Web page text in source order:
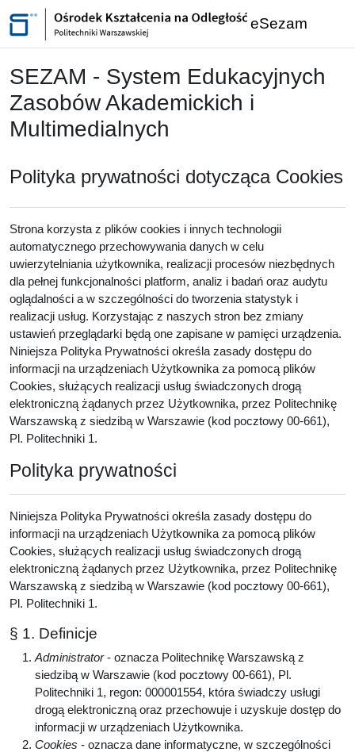
Przejdź do głównej zawartości
eSezam
SEZAM - System Edukacyjnych
Zasobów Akademickich i
Multimedialnych
Polityka prywatności dotycząca Cookies
Strona korzysta z plików cookies i innych technologii
automatycznego przechowywania danych w celu
uwierzytelniania użytkownika, realizacji procesów niezbędnych
dla pełnej funkcjonalności platform, analiz i badań oraz audytu
oglądalności a w szczególności do tworzenia statystyk i
realizacji usług. Korzystając z naszych stron bez zmiany
ustawień przeglądarki będą one zapisane w pamięci urządzenia.
Niniejsza Polityka Prywatności określa zasady dostępu do
informacji na urządzeniach Użytkownika za pomocą plików
Cookies, służących realizacji usług świadczonych drogą
elektroniczną żądanych przez Użytkownika, przez Politechnikę
Warszawską z siedzibą w Warszawie (kod pocztowy 00-661),
Pl. Politechniki 1.
Polityka prywatności
Niniejsza Polityka Prywatności określa zasady dostępu do
informacji na urządzeniach Użytkownika za pomocą plików
Cookies, służących realizacji usług świadczonych drogą
elektroniczną żądanych przez Użytkownika, przez Politechnikę
Warszawską z siedzibą w Warszawie (kod pocztowy 00-661),
Pl. Politechniki 1.
§ 1. Definicje
Administrator- oznacza Politechnikę Warszawską z
siedzibą w Warszawie (kod pocztowy 00-661), Pl.
Politechniki 1, regon: 000001554, która świadczy usługi
drogą elektroniczną oraz przechowuje i uzyskuje dostęp do
informacji w urządzeniach Użytkownika.
Cookies - oznacza dane informatyczne, w szczególności